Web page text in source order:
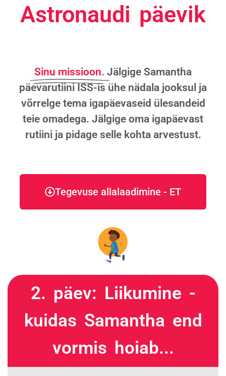
Astronaudi päevik
Sinu missioon. Jälgige Samantha
päevarutiini ISS-is ühe nädala jooksul ja
võrrelge tema igapäevaseid ülesandeid
teie omadega. Jälgige oma igapäevast
rutiini ja pidage selle kohta arvestust.
Tegevuse allalaadimine - ET
2. päev: Liikumine -
kuidas Samantha end
vormis hoiab...